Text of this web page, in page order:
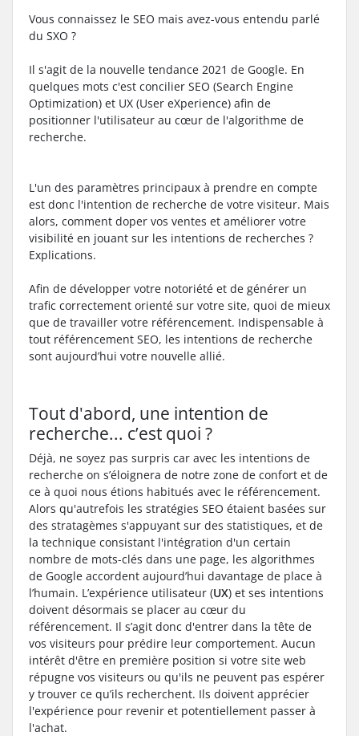
Vous connaissez le SEO mais avez-vous entendu parlé
du SXO ?
Il s'agit de la nouvelle tendance 2021 de Google. En
quelques mots c'est concilier SEO (Search Engine
Optimization) et UX (User eXperience) afin de
positionner l'utilisateur au cœur de l'algorithme de
recherche.
L'un des paramètres principaux à prendre en compte
est donc l'intention de recherche de votre visiteur. Mais
alors, comment doper vos ventes et améliorer votre
visibilité en jouant sur les intentions de recherches ?
Explications.
Afin de développer votre notoriété et de générer un
trafic correctement orienté sur votre site, quoi de mieux
que de travailler votre référencement. Indispensable à
tout référencement SEO, les intentions de recherche
sont aujourd’hui votre nouvelle allié.
Tout d'abord, une intention de
recherche... c’est quoi ?
Déjà, ne soyez pas surpris car avec les intentions de
recherche on s’éloignera de notre zone de confort et de
ce à quoi nous étions habitués avec le référencement.
Alors qu'autrefois les stratégies SEO étaient basées sur
des stratagèmes s'appuyant sur des statistiques, et de
la technique consistant l'intégration d'un certain
nombre de mots-clés dans une page, les algorithmes
de Google accordent aujourd’hui davantage de place à
l’humain. L’expérience utilisateur (UX) et ses intentions
doivent désormais se placer au cœur du
référencement. Il s’agit donc d'entrer dans la tête de
vos visiteurs pour prédire leur comportement. Aucun
intérêt d'être en première position si votre site web
répugne vos visiteurs ou qu'ils ne peuvent pas espérer
y trouver ce qu’ils recherchent. Ils doivent apprécier
l'expérience pour revenir et potentiellement passer à
l'achat.